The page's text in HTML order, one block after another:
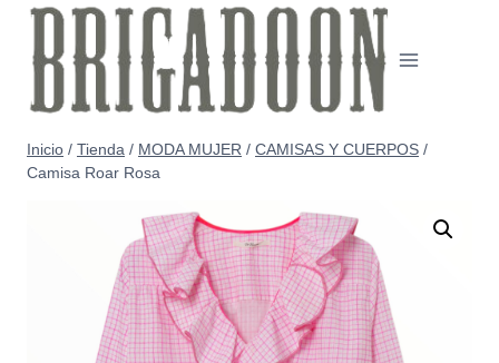
Saltar
contenido
Inicio / Tienda / MODA MUJER / CAMISAS Y CUERPOS /
Camisa Roar Rosa